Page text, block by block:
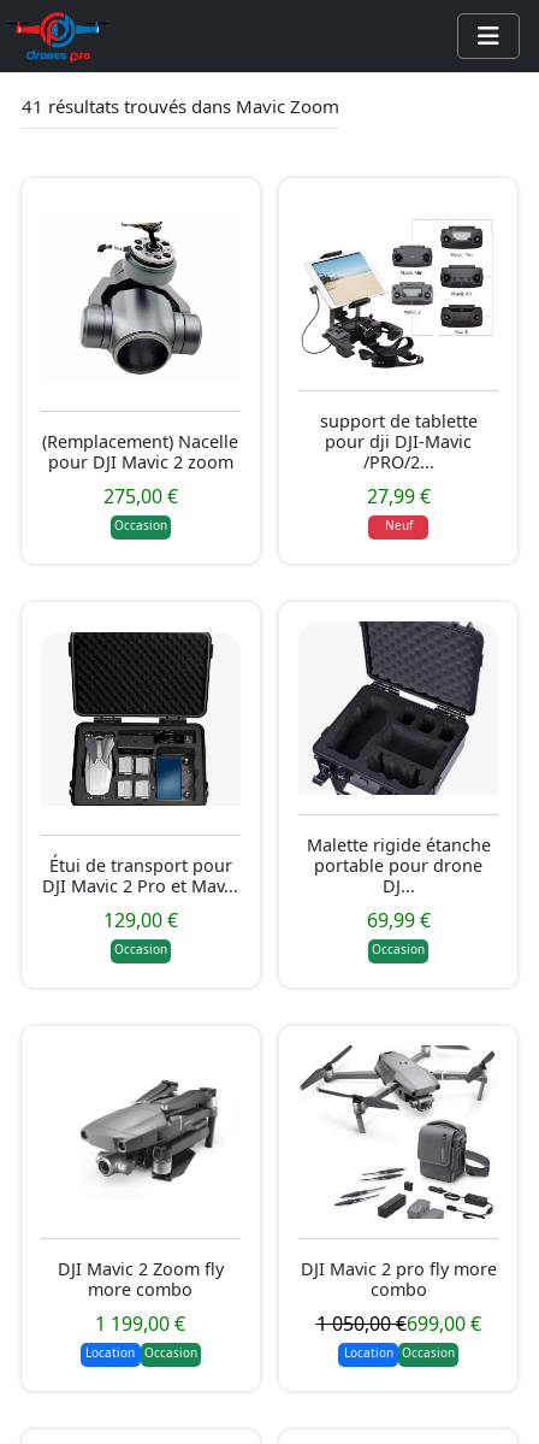
41 résultats trouvés dans Mavic Zoom
(Remplacement) Nacelle
pour DJI Mavic 2 zoom
275,00 €
Occasion
support de tablette
pour dji DJI-Mavic
/PRO/2...
27,99 €
Neuf
Étui de transport pour
DJI Mavic 2 Pro et Mav...
129,00 €
Occasion
Malette rigide étanche
portable pour drone
DJ...
69,99 €
Occasion
DJI Mavic 2 Zoom fly
more combo
1 199,00 €
Location Occasion
DJI Mavic 2 pro fly more
combo
1 050,00 €699,00 €
Location Occasion